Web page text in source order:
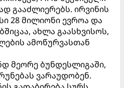
გააძლიერებს. ირვინის
28 მილიონი ევროა და
ახლა გაასხვისოს,
ამოწურვასთან
მეორე ბუნდესლიგაში,
ვარაუდობენ.